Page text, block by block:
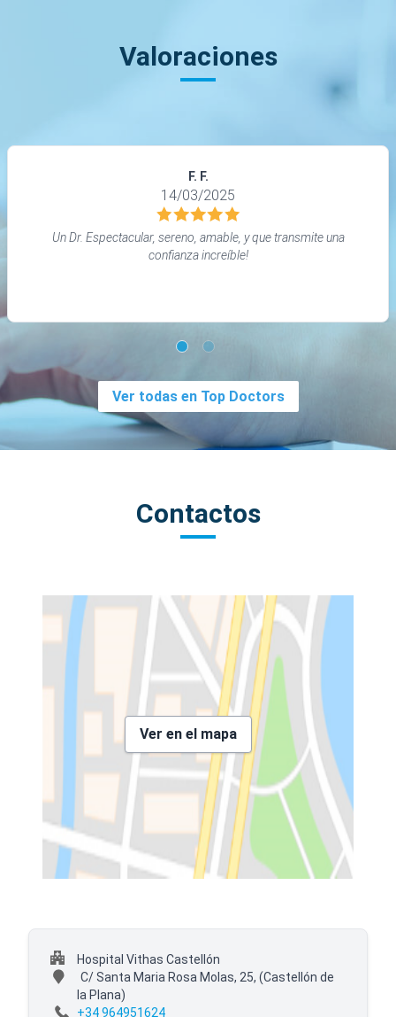
Valoraciones
F. F.
14/03/2025
Un Dr. Espectacular, sereno, amable, y que transmite una
confianza increíble!
Ver todas en Top Doctors
Contactos
Ver en el mapa
Hospital Vithas Castellón
C/ Santa Maria Rosa Molas, 25, (Castellón de
la Plana)
+34 964951624